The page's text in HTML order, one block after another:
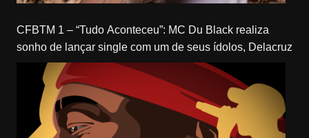
CFBTM 1 – “Tudo Aconteceu”: MC Du Black realiza
sonho de lançar single com um de seus ídolos, Delacruz